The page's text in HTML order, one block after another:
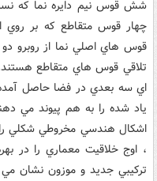
چهار قوس متقاطع که بر روي
قوس ‌هاي اصلي نما از روبرو دو
تلاقي قوس‌ هاي متقاطع
‌اي سه بعدي در فضا حاصل
ياد شده را به هم پيوند مي
اشکال هندسي مخروطي شکلي را
، اوج خلاقيت معماري را در
ترکيبي جديد و موزون نشان مي